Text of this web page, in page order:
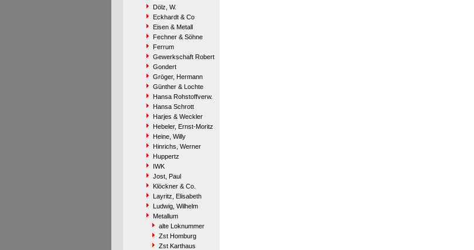
Dölz, W.
Eckhardt & Co
Eisen & Metall
Fechner & Söhne
Ferrum
Gewerkschaft Robert
Gondert
Gröger, Hermann
Günther & Lochte
Hansa Rohstoffverw.
Hansa Schrott
Harjes & Weckler
Hebeler, Ernst-Moritz
Heine, Willy
Hinrichs, Werner
Huppertz
IWK
Jost, Paul
Klöckner & Co.
Layritz, Elisabeth
Ludwig, Wilhelm
Metallum
alte Loknummer
Zst Homburg
Zst Karthaus